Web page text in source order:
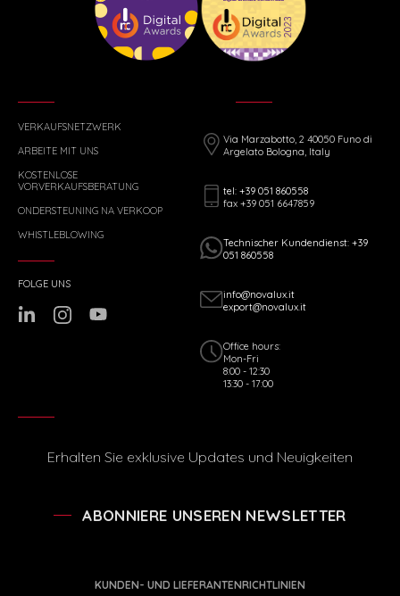
VERKAUFSNETZWERK
ARBEITE MIT UNS
KOSTENLOSE
VORVERKAUFSBERATUNG
ONDERSTEUNING NA VERKOOP
WHISTLEBLOWING
Via Marzabotto, 2 40050 Funo di
Argelato Bologna, Italy
tel: +39 051 860558
fax +39 051 6647859
Technischer Kundendienst: +39
051 860558
info@novalux.it
export@novalux.it
Office hours:
Mon-Fri
8:00 - 12:30
13:30 - 17:00
FOLGE UNS
Erhalten Sie exklusive Updates und Neuigkeiten
ABONNIERE UNSEREN NEWSLETTER
KUNDEN- UND LIEFERANTENRICHTLINIEN